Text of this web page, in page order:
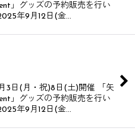
」グッズの予約販売を行い
年9月12日(金…
3日(月・祝)8日(土)開催 「矢
」グッズの予約販売を行い
年9月12日(金…